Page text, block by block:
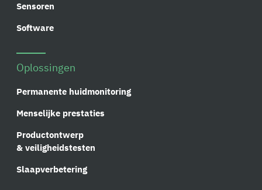
Sensoren
Software
Oplossingen
Permanente huidmonitoring
Menselijke prestaties
Productontwerp
& veiligheidstesten
Slaapverbetering